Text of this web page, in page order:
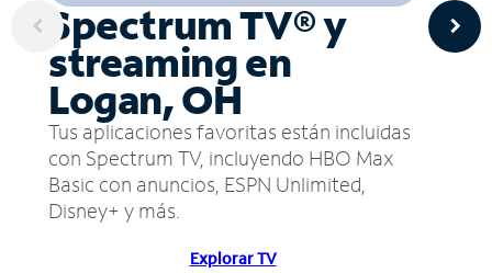
Spectrum TV® y
streaming en
Logan, OH
Tus aplicaciones favoritas están incluidas
con Spectrum TV, incluyendo HBO Max
Basic con anuncios, ESPN Unlimited,
Disney+ y más.
Explorar TV